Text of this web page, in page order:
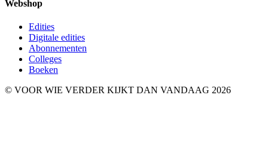
Webshop
Edities
Digitale edities
Abonnementen
Colleges
Boeken
© VOOR WIE VERDER KIJKT DAN VANDAAG 2026